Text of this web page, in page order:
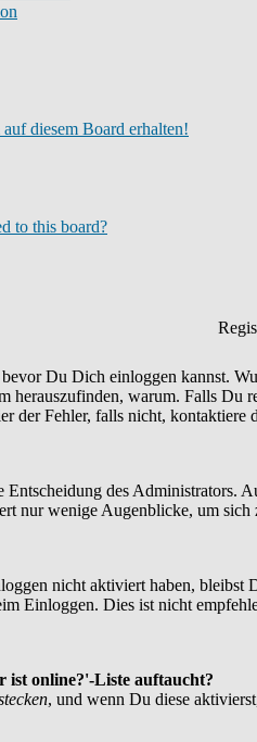
diesem Board erhalten!
to this board?
Du Dich einloggen kannst.
herauszufinden, warum. Falls
der Fehler, falls nicht,
Entscheidung des
nur wenige Augenblicke, um sich
nicht aktiviert haben, bleibst
Einloggen. Dies ist nicht
ist online?'-Liste auftaucht?
, und wenn Du diese